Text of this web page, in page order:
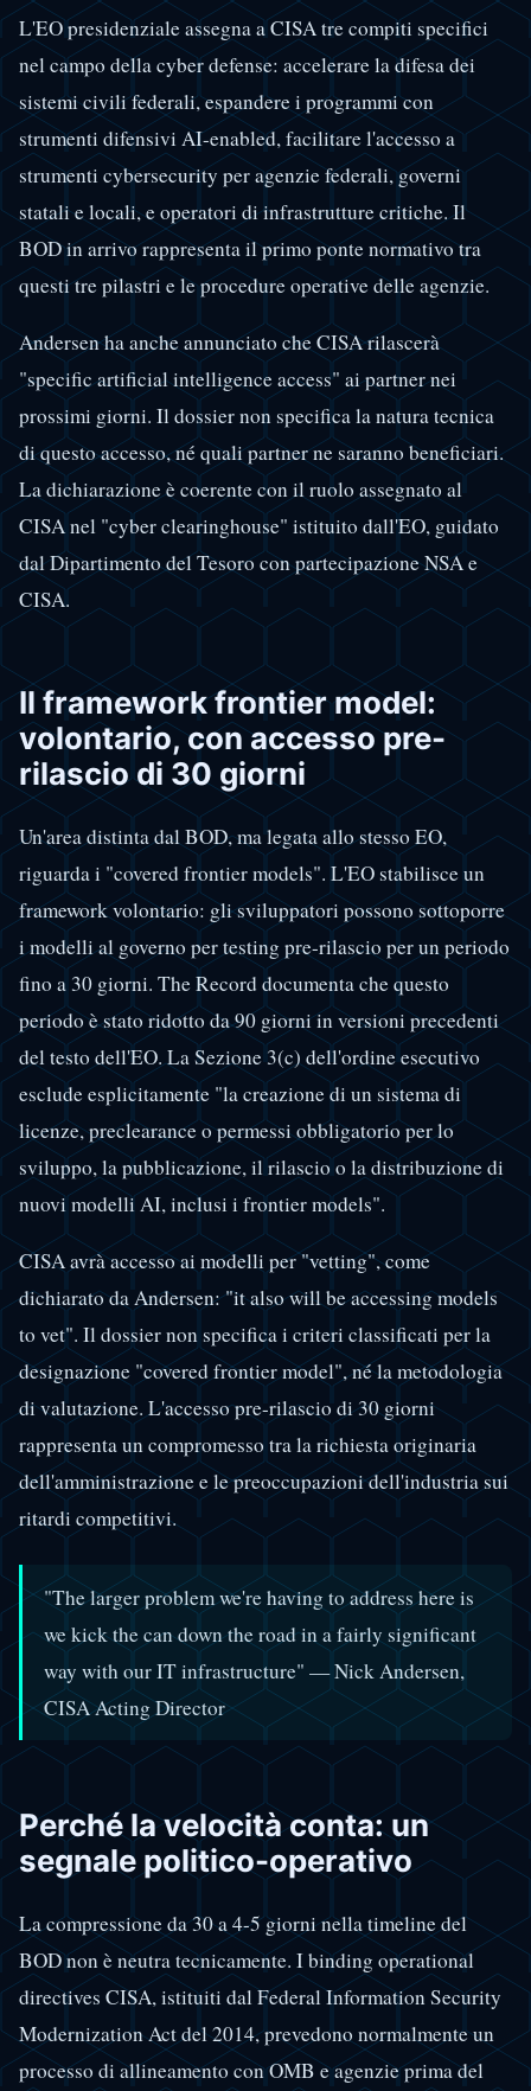
L'EO presidenziale assegna a CISA tre compiti specifici
nel campo della cyber defense: accelerare la difesa dei
sistemi civili federali, espandere i programmi con
strumenti difensivi AI-enabled, facilitare l'accesso a
strumenti cybersecurity per agenzie federali, governi
statali e locali, e operatori di infrastrutture critiche. Il
BOD in arrivo rappresenta il primo ponte normativo tra
questi tre pilastri e le procedure operative delle agenzie.
Andersen ha anche annunciato che CISA rilascerà
"specific artificial intelligence access" ai partner nei
prossimi giorni. Il dossier non specifica la natura tecnica
di questo accesso, né quali partner ne saranno beneficiari.
La dichiarazione è coerente con il ruolo assegnato al
CISA nel "cyber clearinghouse" istituito dall'EO, guidato
dal Dipartimento del Tesoro con partecipazione NSA e
CISA.
Il framework frontier model:
volontario, con accesso pre-
rilascio di 30 giorni
Un'area distinta dal BOD, ma legata allo stesso EO,
riguarda i "covered frontier models". L'EO stabilisce un
framework volontario: gli sviluppatori possono sottoporre
i modelli al governo per testing pre-rilascio per un periodo
fino a 30 giorni. The Record documenta che questo
periodo è stato ridotto da 90 giorni in versioni precedenti
del testo dell'EO. La Sezione 3(c) dell'ordine esecutivo
esclude esplicitamente "la creazione di un sistema di
licenze, preclearance o permessi obbligatorio per lo
sviluppo, la pubblicazione, il rilascio o la distribuzione di
nuovi modelli AI, inclusi i frontier models".
CISA avrà accesso ai modelli per "vetting", come
dichiarato da Andersen: "it also will be accessing models
to vet". Il dossier non specifica i criteri classificati per la
designazione "covered frontier model", né la metodologia
di valutazione. L'accesso pre-rilascio di 30 giorni
rappresenta un compromesso tra la richiesta originaria
dell'amministrazione e le preoccupazioni dell'industria sui
ritardi competitivi.
"The larger problem we're having to address here is
we kick the can down the road in a fairly significant
way with our IT infrastructure" — Nick Andersen,
CISA Acting Director
Perché la velocità conta: un
segnale politico-operativo
La compressione da 30 a 4-5 giorni nella timeline del
BOD non è neutra tecnicamente. I binding operational
directives CISA, istituiti dal Federal Information Security
Modernization Act del 2014, prevedono normalmente un
processo di allineamento con OMB e agenzie prima del